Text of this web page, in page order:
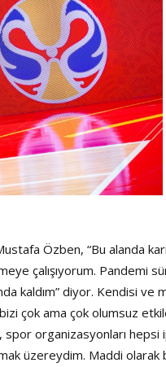
Özben, “Bu alanda
çalışıyorum. Pandemi
kaldım” diyor. Kendisi ve
çok ama çok olumsuz
spor organizasyonları
üzereydim. Maddi